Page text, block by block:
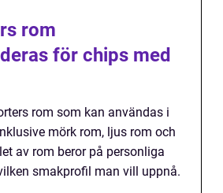
rom
för chips med
rom som kan användas i
mörk rom, ljus rom och
av rom beror på personliga
smakprofil man vill uppnå.